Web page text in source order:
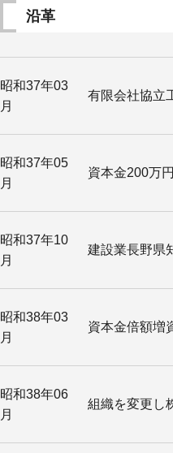
沿革
昭和37年03
月
有限会社協立
昭和37年05
月
資本金200万円
昭和37年10
月
建設業長野県
昭和38年03
月
資本金倍額増
昭和38年06
月
組織を変更し